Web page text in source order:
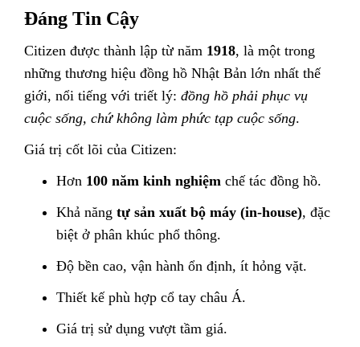
Đáng Tin Cậy
Citizen được thành lập từ năm 1918, là một trong
những thương hiệu đồng hồ Nhật Bản lớn nhất thế
giới, nổi tiếng với triết lý: đồng hồ phải phục vụ
cuộc sống, chứ không làm phức tạp cuộc sống.
Giá trị cốt lõi của Citizen:
Hơn 100 năm kinh nghiệm chế tác đồng hồ.
Khả năng tự sản xuất bộ máy (in-house), đặc
biệt ở phân khúc phổ thông.
Độ bền cao, vận hành ổn định, ít hỏng vặt.
Thiết kế phù hợp cổ tay châu Á.
Giá trị sử dụng vượt tầm giá.